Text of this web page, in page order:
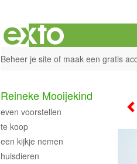
Beheer je site of maak een gratis
Reineke Mooijekind
even voorstellen
te koop
een kijkje nemen
huisdieren